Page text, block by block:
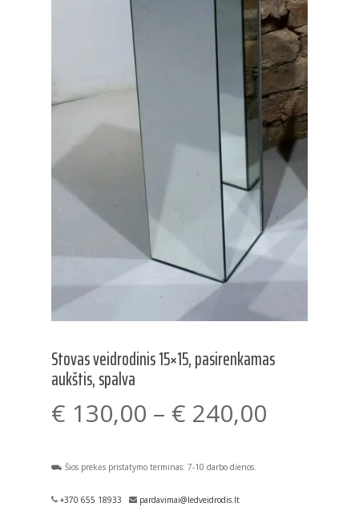
Stovas veidrodinis 15×15, pasirenkamas
aukštis, spalva
€ 130,00 – € 240,00
⛟ Šios prekės pristatymo terminas: 7-10 darbo dienos.
+370 655 18933 pardavimai@ledveidrodis.lt